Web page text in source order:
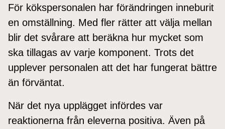
För kökspersonalen har förändringen inneburit
en omställning. Med fler rätter att välja mellan
blir det svårare att beräkna hur mycket som
ska tillagas av varje komponent. Trots det
upplever personalen att det har fungerat bättre
än förväntat.
När det nya upplägget infördes var
reaktionerna från eleverna positiva. Även på